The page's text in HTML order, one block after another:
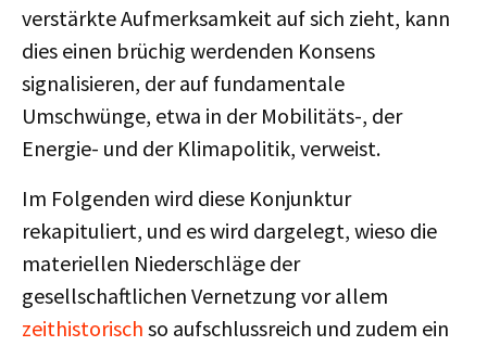
verstärkte Aufmerksamkeit auf sich zieht, kann
dies einen brüchig werdenden Konsens
signalisieren, der auf fundamentale
Umschwünge, etwa in der Mobilitäts-, der
Energie- und der Klimapolitik, verweist.
Im Folgenden wird diese Konjunktur
rekapituliert, und es wird dargelegt, wieso die
materiellen Niederschläge der
gesellschaftlichen Vernetzung vor allem
zeithistorisch so aufschlussreich und zudem ein